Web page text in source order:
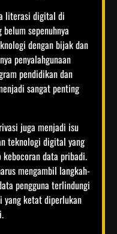
literasi digital di
sepenuhnya
dengan bijak dan
penyalahgunaan
pendidikan dan
sangat penting
juga menjadi isu
teknologi digital yang
data pribadi.
mengambil langkah-
pengguna terlindungi
yang ketat diperlukan